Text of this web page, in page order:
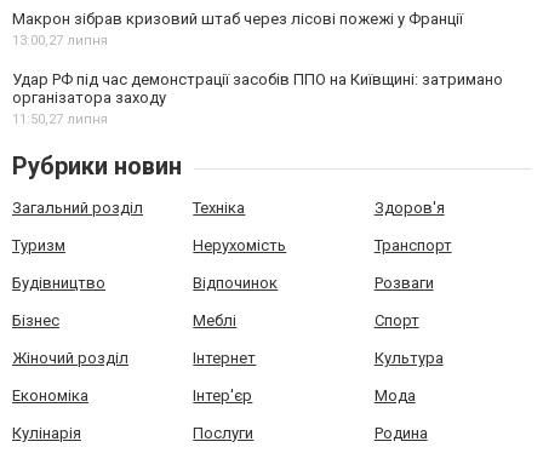
Макрон зібрав кризовий штаб через лісові пожежі у Франції
13:00,27 липня
Удар РФ під час демонстрації засобів ППО на Київщині: затримано
організатора заходу
11:50,27 липня
Рубрики новин
Загальний розділ Техніка Здоров'я
Туризм Нерухомість Транспорт
Будівництво Відпочинок Розваги
Бізнес Меблі Спорт
Жіночий розділ Інтернет Культура
Економіка Інтер'єр Мода
Кулінарія Послуги Родина